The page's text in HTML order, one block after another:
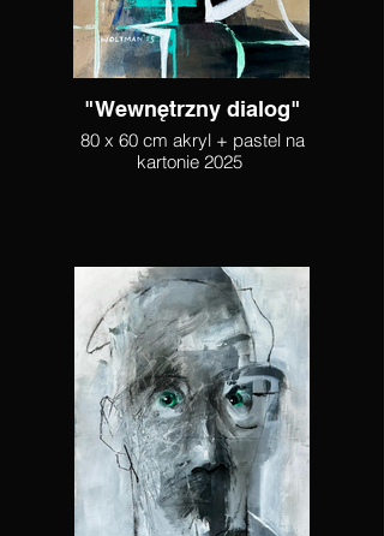
"Wewnętrzny dialog"
80 x 60 cm akryl + pastel na
kartonie 2025